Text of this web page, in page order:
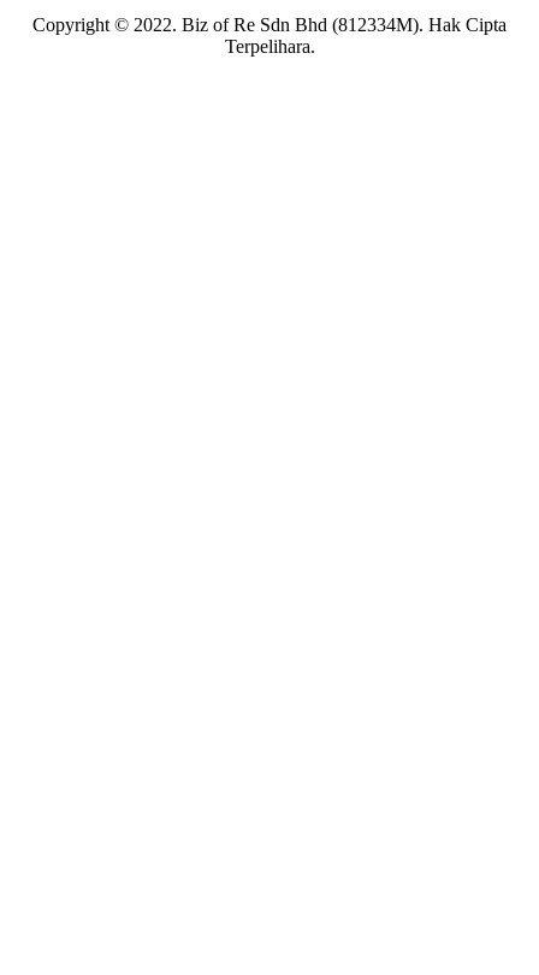
Copyright © 2022. Biz of Re Sdn Bhd (812334M). Hak Cipta
Terpelihara.